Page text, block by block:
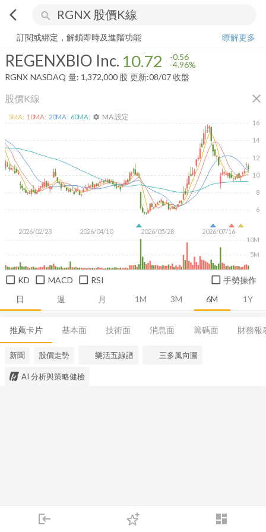
arrow_back_ios search
login dashboard
下單
REGENXBIO Inc. 10.72 -4.96%
訂閱或綁定，解鎖即時及進階功能
瞭解更多
REGENXBIO Inc. 10.72 -0.56
-4.96%
RGNX NASDAQ 量: 1,372,000 股 更新:08/07 收盤
股價K線 close
日 週 月 1M 3M 6M 1Y
2026/02/23 2026/04/10 2026/05/28 2026/07/16
6
8
10
12
14
16
5M
10M
5MA: 10MA: 20MA: 60MA: settings MA 設定
KD MACD RSI 手勢操作
推薦卡片 基本面 技術面 消息面 籌碼面 財務報
新聞 股價走勢 樂活五線譜 三多風向圖
AI 分析與策略健檢